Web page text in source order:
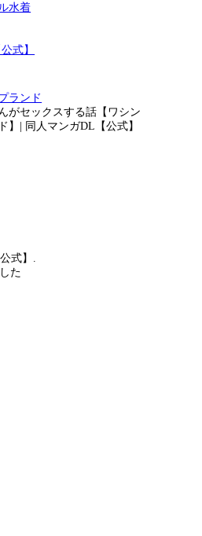
水着
式】
ランド
がセックスする話【ワシン
】| 同人マンガDL【公式】
式】.
た